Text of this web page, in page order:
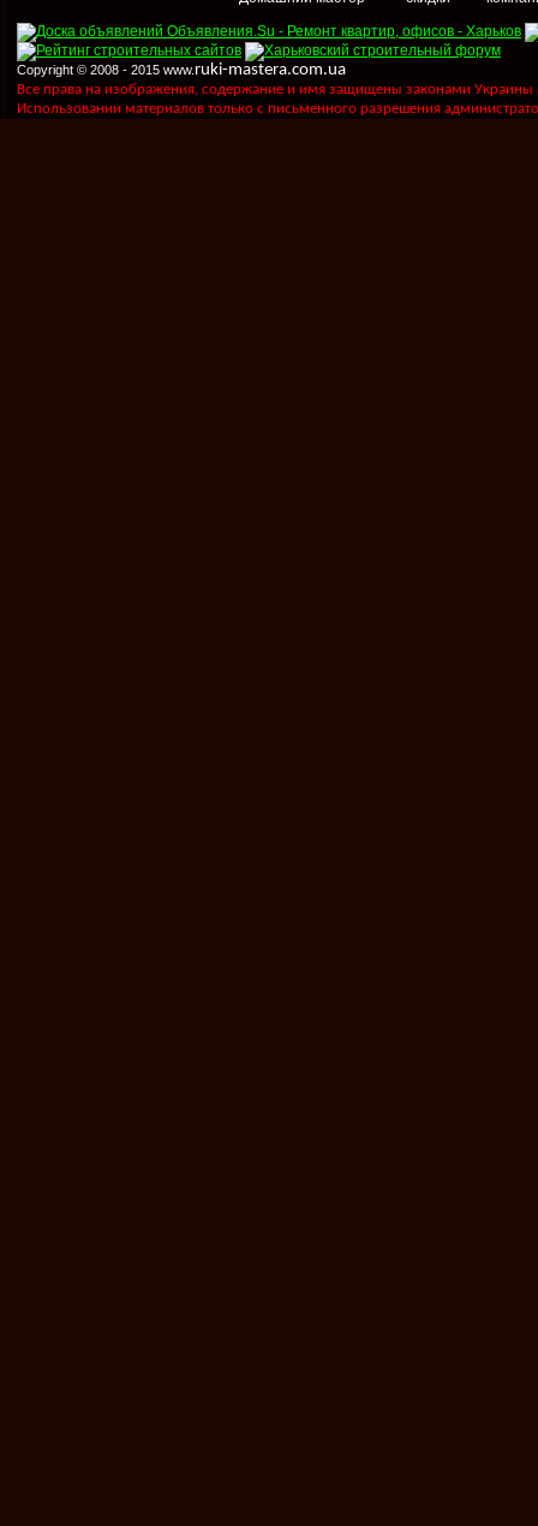
Copyright © 2008 - 2015 www. ruki-mastera.com.ua
Все права на изображения, содержание и имя защищены законами
Использовании материалов только с письменного разрешения